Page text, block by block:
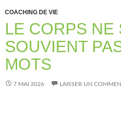
COACHING DE VIE
LE CORPS NE
SOUVIENT
MOTS
7 MAI 2026 LAISSER UN